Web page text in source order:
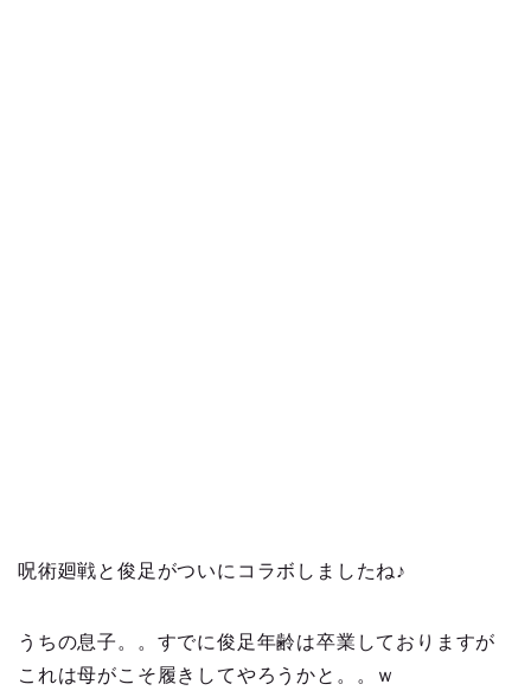
呪術廻戦と俊足がついにコラボしましたね♪
うちの息子。。すでに俊足年齢は卒業しておりますが
これは母がこそ履きしてやろうかと。。ｗ